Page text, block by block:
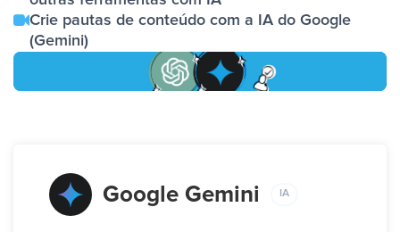
Crie pautas de conteúdo com a IA do Google
(Gemini)
Google Gemini IA